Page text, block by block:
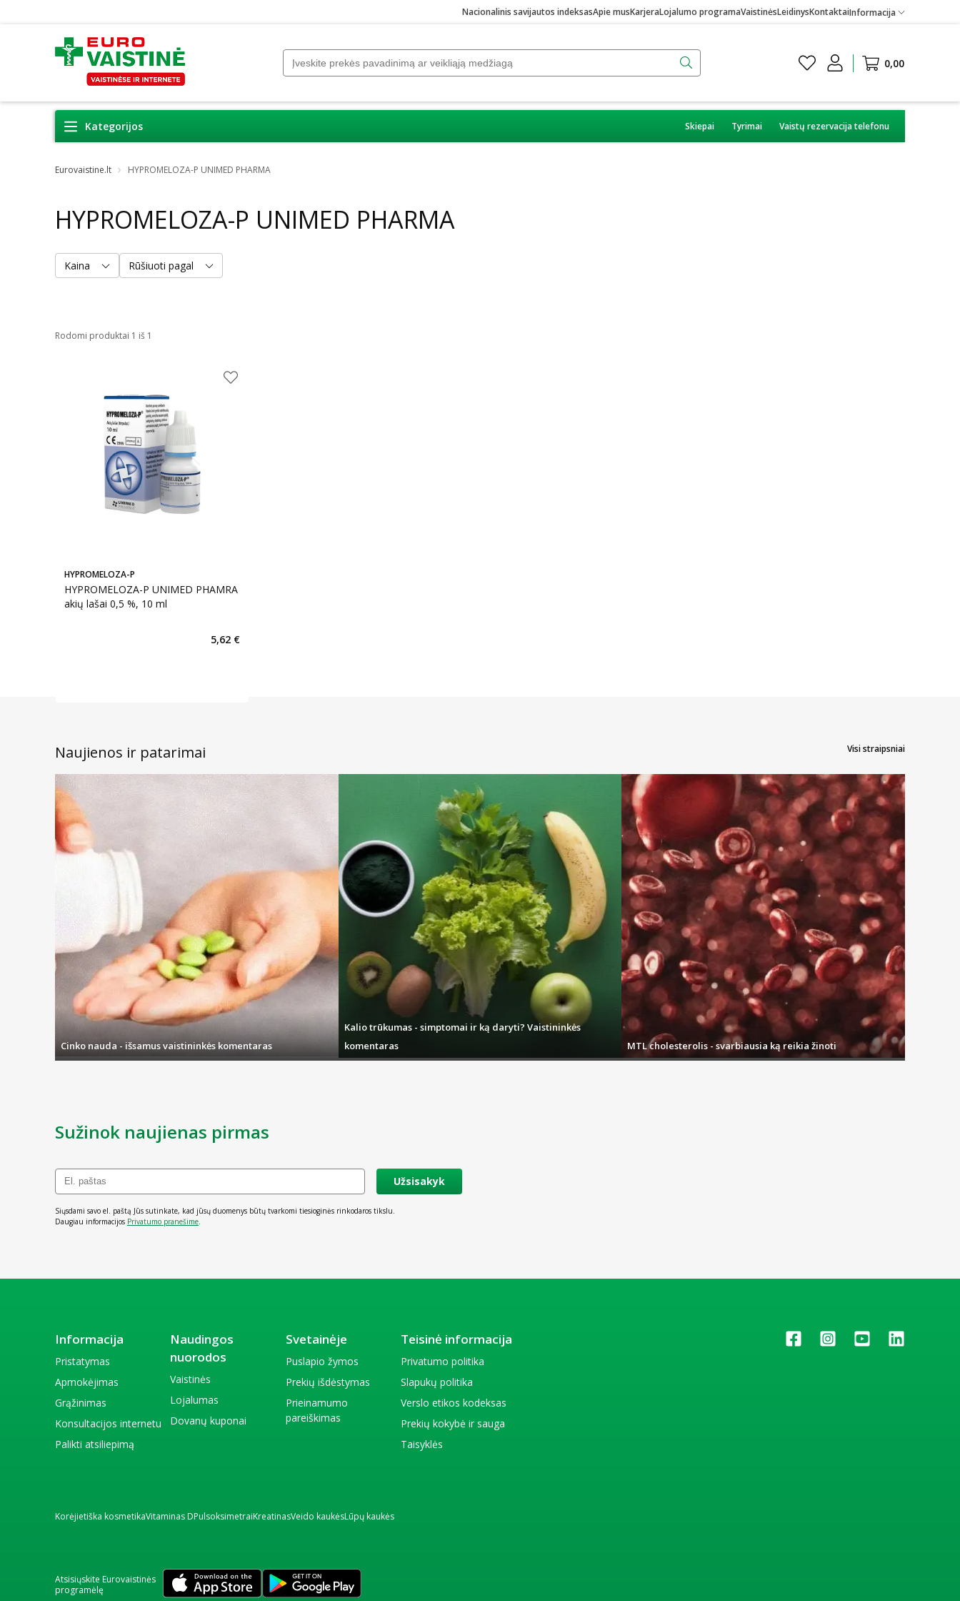
Nacionalinis savijautos indeksasApie musKarjeraLojalumo programaVaistinėsLeidinysKontaktaiInformacija
0,00
Kategorijos Skiepai Tyrimai Vaistų rezervacija telefonu
Eurovaistine.lt HYPROMELOZA-P UNIMED PHARMA
HYPROMELOZA-P UNIMED PHARMA
Kaina Rūšiuoti pagal
Rodomi produktai 1 iš 1
HYPROMELOZA-P
HYPROMELOZA-P UNIMED PHAMRA
akių lašai 0,5 %, 10 ml
5,62 €
Naujienos ir patarimai Visi straipsniai
Cinko nauda - išsamus vaistininkės komentaras
Kalio trūkumas - simptomai ir ką daryti? Vaistininkės
komentaras
MTL cholesterolis - svarbiausia ką reikia žinoti
Sužinok naujienas pirmas
Užsisakyk
Siųsdami savo el. paštą Jūs sutinkate, kad jūsų duomenys būtų tvarkomi tiesioginės rinkodaros tikslu.
Daugiau informacijos Privatumo pranešime
Informacija
Pristatymas
Apmokėjimas
Grąžinimas
Konsultacijos internetu
Palikti atsiliepimą
Naudingos
nuorodos
Vaistinės
Lojalumas
Dovanų kuponai
Svetainėje
Puslapio žymos
Prekių išdėstymas
Prieinamumo
pareiškimas
Teisinė informacija
Privatumo politika
Slapukų politika
Verslo etikos kodeksas
Prekių kokybė ir sauga
Taisyklės
Korėjietiška kosmetikaVitaminas DPulsoksimetraiKreatinasVeido kaukėsLūpų kaukės
Atsisiųskite Eurovaistinės
programėlę